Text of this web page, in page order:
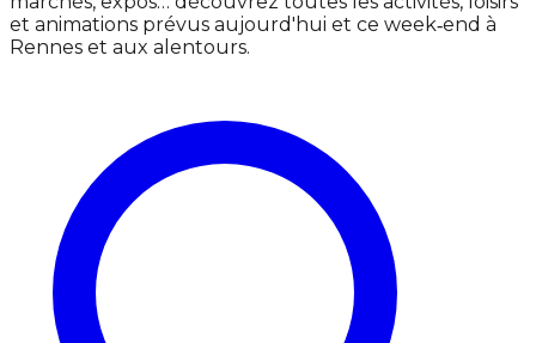
et animations prévus aujourd'hui et ce week‑end à
Rennes et aux alentours.